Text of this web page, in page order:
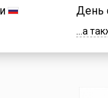
День
...а